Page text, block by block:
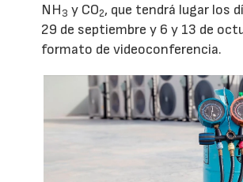
NH3 y CO2, que tendrá lugar los
29 de septiembre y 6 y 13 de
formato de videoconferencia.